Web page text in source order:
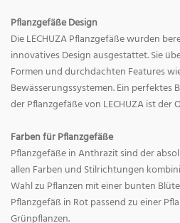
Pflanzgefäße Design
Die LECHUZA Pflanzgefäße wurden
innovatives Design ausgestattet. Sie
Formen und durchdachten Features
Bewässerungssystemen. Ein perfektes
der Pflanzgefäße von LECHUZA ist der
Farben für Pflanzgefäße
Pflanzgefäße in Anthrazit sind der
allen Farben und Stilrichtungen
Wahl zu Pflanzen mit einer bunten
Pflanzgefäß in Rot passend zu einer
Grünpflanzen.